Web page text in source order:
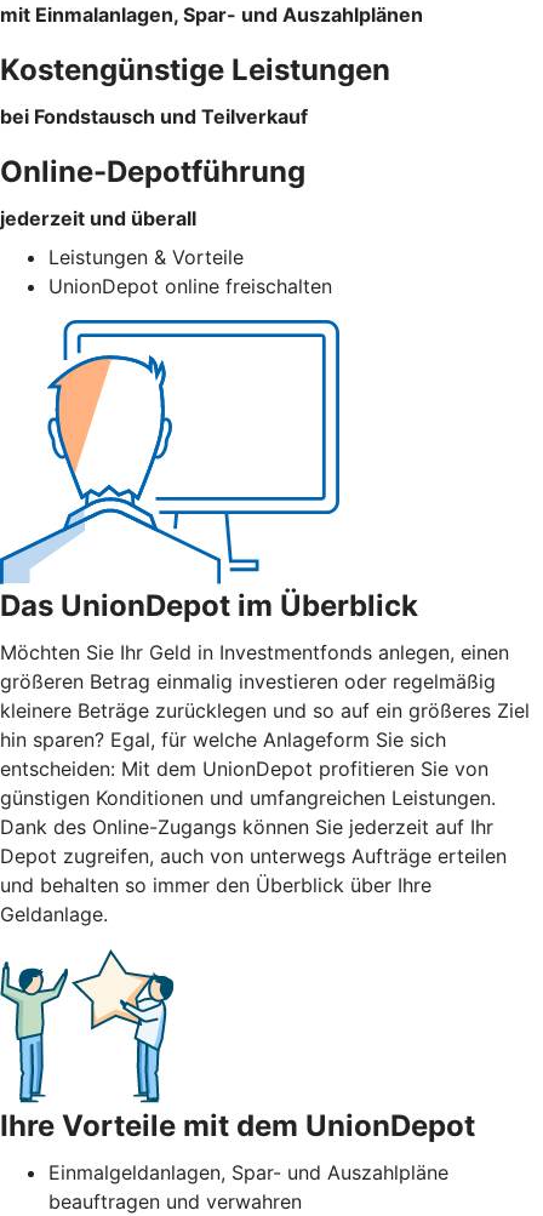
mit Einmalanlagen, Spar- und Auszahlplänen
Kostengünstige Leistungen
bei Fondstausch und Teilverkauf
Online-Depotführung
jederzeit und überall
Leistungen & Vorteile
UnionDepot online freischalten
Das UnionDepot im Überblick
Möchten Sie Ihr Geld in Investmentfonds anlegen, einen
größeren Betrag einmalig investieren oder regelmäßig
kleinere Beträge zurücklegen und so auf ein größeres Ziel
hin sparen? Egal, für welche Anlageform Sie sich
entscheiden: Mit dem UnionDepot profitieren Sie von
günstigen Konditionen und umfangreichen Leistungen.
Dank des Online-Zugangs können Sie jederzeit auf Ihr
Depot zugreifen, auch von unterwegs Aufträge erteilen
und behalten so immer den Überblick über Ihre
Geldanlage.
Ihre Vorteile mit dem UnionDepot
Einmalgeldanlagen, Spar- und Auszahlpläne
beauftragen und verwahren